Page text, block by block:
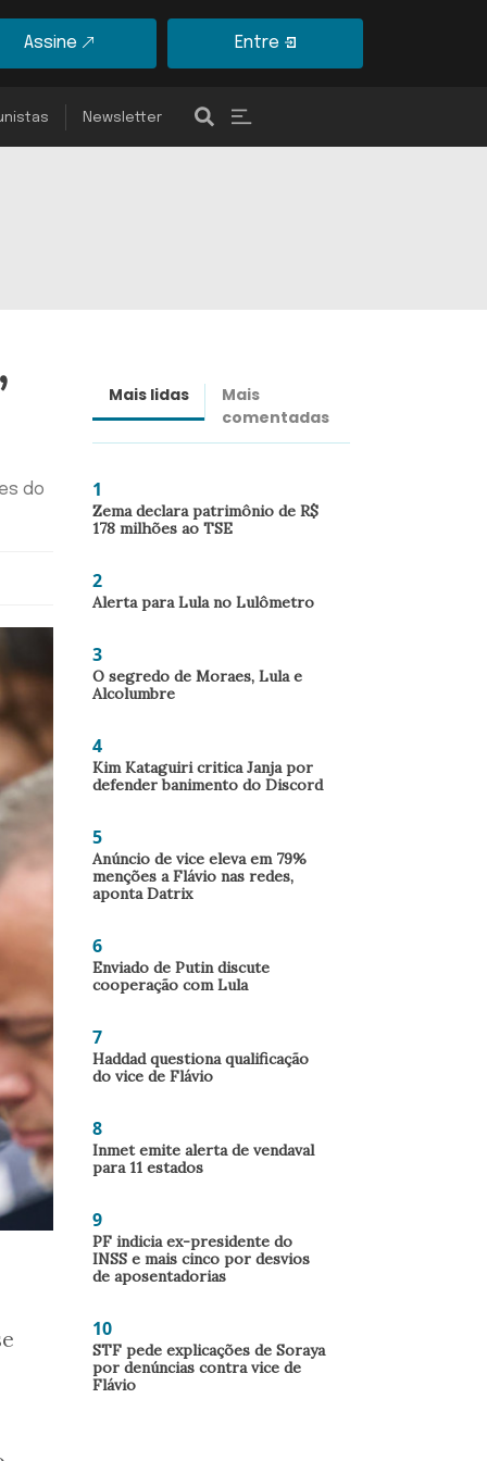
Assine Entre
Newsletter
do
Mais lidas
Mais
comentadas
1
Zema declara patrimônio de R$
178 milhões ao TSE
2
Alerta para Lula no Lulômetro
3
O segredo de Moraes, Lula e
Alcolumbre
4
Kim Kataguiri critica Janja por
defender banimento do Discord
5
Anúncio de vice eleva em 79%
menções a Flávio nas redes,
aponta Datrix
6
Enviado de Putin discute
cooperação com Lula
7
Haddad questiona qualificação
do vice de Flávio
8
Inmet emite alerta de vendaval
para 11 estados
9
PF indicia ex-presidente do
INSS e mais cinco por desvios
de aposentadorias
10
STF pede explicações de Soraya
por denúncias contra vice de
Flávio